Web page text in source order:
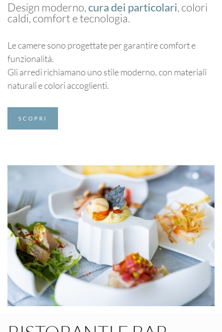
Design moderno,cura dei particolari, colori
caldi, comfort e tecnologia.
Le camere sono progettate per garantire comfort e
funzionalità.
Gli arredi richiamano uno stile moderno, con materiali
naturali e colori accoglienti.
SCOPRI